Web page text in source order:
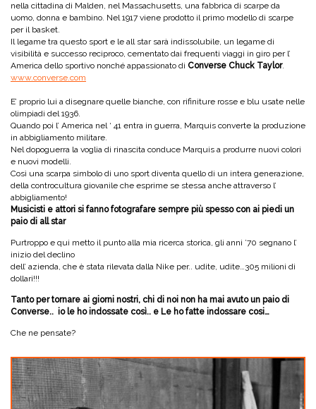
nella cittadina di Malden, nel Massachusetts, una fabbrica di scarpe da
uomo, donna e bambino. Nel 1917 viene prodotto il primo modello di scarpe
per il basket.
Il legame tra questo sport e le all star sarà indissolubile, un legame di
visibilità e successo reciproco, cementato dai frequenti viaggi in giro per l’
America dello sportivo nonché appassionato di Converse Chuck Taylor.
www.converse.com
E’ proprio lui a disegnare quelle bianche, con rifiniture rosse e blu usate nelle
olimpiadi del 1936.
Quando poi l’ America nel ‘ 41 entra in guerra, Marquis converte la produzione
in abbigliamento militare.
Nel dopoguerra la voglia di rinascita conduce Marquis a produrre nuovi colori
e nuovi modelli.
Così una scarpa simbolo di uno sport diventa quello di un intera generazione,
della controcultura giovanile che esprime se stessa anche attraverso l’
abbigliamento!
Musicisti e attori si fanno fotografare sempre più spesso con ai piedi un
paio di all star
Purtroppo e qui metto il punto alla mia ricerca storica, gli anni ’70 segnano l’
inizio del declino
dell’ azienda, che è stata rilevata dalla Nike per.. udite, udite…305 milioni di
dollari!!!
Tanto per tornare ai giorni nostri, chi di noi non ha mai avuto un paio di
Converse.. io le ho indossate così.. e Le ho fatte indossare cosi…
Che ne pensate?